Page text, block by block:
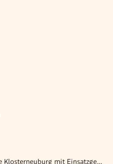
Pflegeassistent*in Pflege Zuhause Klosterneuburg mit Einsatzgebiet Tulln